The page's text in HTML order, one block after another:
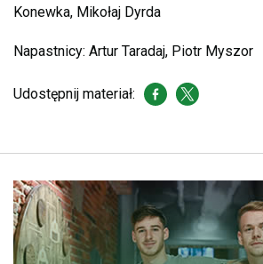
Konewka, Mikołaj Dyrda
Napastnicy: Artur Taradaj, Piotr Myszor
Udostępnij materiał: